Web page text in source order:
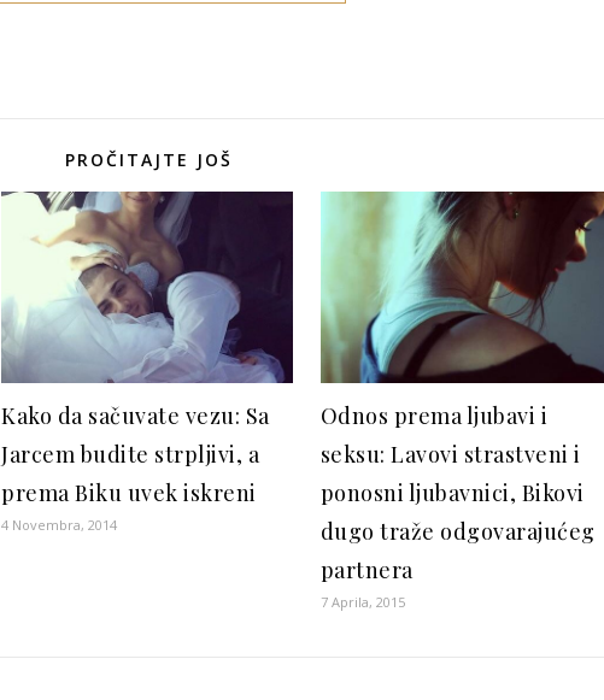
PROČITAJTE JOŠ
Kako da sačuvate vezu: Sa
Jarcem budite strpljivi, a
prema Biku uvek iskreni
4 Novembra, 2014
Odnos prema ljubavi i
seksu: Lavovi strastveni i
ponosni ljubavnici, Bikovi
dugo traže odgovarajućeg
partnera
7 Aprila, 2015